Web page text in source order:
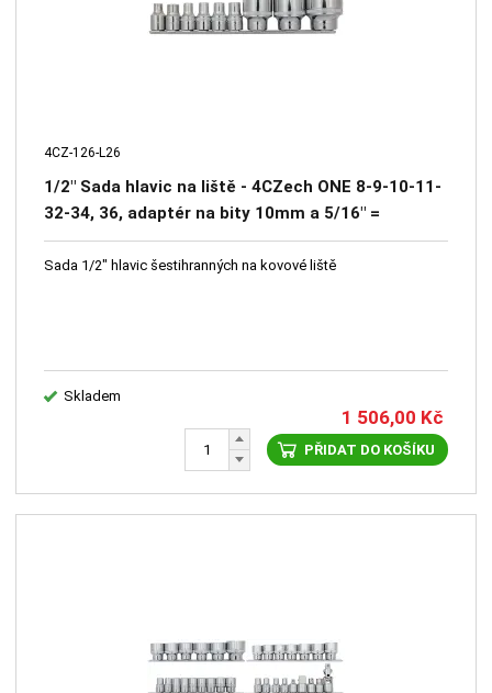
4CZ-126-L26
1/2" Sada hlavic na liště - 4CZech ONE 8-9-10-11-
32-34, 36, adaptér na bity 10mm a 5/16" =
rozšíření pro 4CZ-126-26
Sada 1/2" hlavic šestihranných na kovové liště
Skladem
1 506,00 Kč
PŘIDAT DO KOŠÍKU